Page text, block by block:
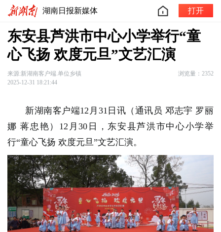
湖南日报新媒体 打开
东安县芦洪市中心小学举行“童
心飞扬 欢度元旦”文艺汇演
来源:新湖南客户端.单位乡镇
浏览量：2352
2025-12-31 18:21:44
新湖南客户端12月31日讯（通讯员 邓志宇 罗丽
娜 蒋忠艳）12月30日，东安县芦洪市中心小学举
行“童心飞扬 欢度元旦”文艺汇演。